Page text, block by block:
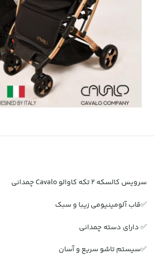
سرویس کالسکه ۲ تکه کاوالو Cavalo چمدانی
✅قاب آلومینیومی زیبا و سبک
✅ دارای دسته چمدانی
✅سیستم تاشو سریع و آسان